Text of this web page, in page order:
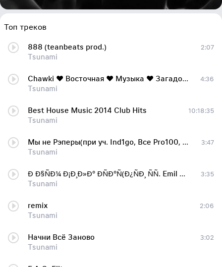
Топ треков
888 (teanbeats prod.)
Tsunami
2:07
Chawki ♥ Восточная ♥ Музыка ♥ Загадочный ♥ Восток ♥
Tsunami
4:36
Best House Music 2014 Club Hits
Tsunami
10:18:35
Мы не Рэперы(при уч. Ind1go, Все Pro100, Axxy)
Tsunami
3:47
Ð Ð§ÑÐ¼ Ð¡Ð¸Ð»Ð° ÐÑÐ°Ñ(Ð¿ÑÐ¸ ÑÑ. Emil Desiz, VÑns)
Tsunami
3:35
remix
Tsunami
2:06
Начни Всё Заново
Tsunami
3:02